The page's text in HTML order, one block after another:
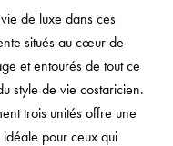
de luxe dans ces
situés au cœur de
et entourés de tout ce
style de vie costaricien.
trois unités offre une
pour ceux qui